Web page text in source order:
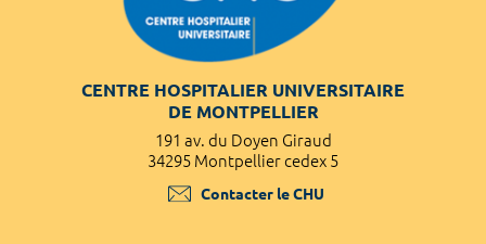
CENTRE HOSPITALIER UNIVERSITAIRE
DE MONTPELLIER
191 av. du Doyen Giraud
34295 Montpellier cedex 5
Contacter le CHU